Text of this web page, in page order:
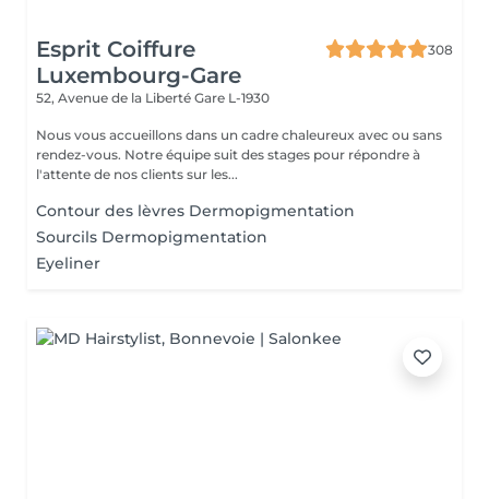
Esprit Coiffure
Luxembourg-Gare
308
52, Avenue de la Liberté Gare L-1930
Nous vous accueillons dans un cadre chaleureux avec ou sans
rendez-vous. Notre équipe suit des stages pour répondre à
l'attente de nos clients sur les...
Contour des lèvres Dermopigmentation
Sourcils Dermopigmentation
Eyeliner